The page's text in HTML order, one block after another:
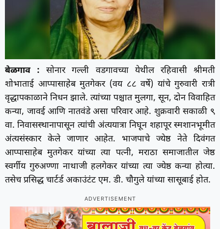
बेळगाव : सोनार गल्ली वडगावच्या येथील रहिवासी श्रीमती
शोभाताई आप्पासाहेब मुतगेकर (वय ८८ वर्षे) यांचे गुरुवारी रात्री
वृद्धापकाळाने निधन झाले. त्यांच्या पश्चात मुलगा, सून, दोन विवाहित
कन्या, जावई आणि नातवंडे असा परिवार आहे. शुक्रवारी सकाळी ९
वा. निवासस्थानापासून त्यांची अंत्ययात्रा निघून शहापूर स्मशानभूमीत
अंत्यसंस्कार केले जाणार आहेत. भाजपाचे ज्येष्ठ नेते दिवंगत
आप्पासाहेब मुतगेकर यांच्या त्या पत्नी, मराठा समाजातील जेष्ठ
स्वर्गीय गुरुअण्णा नाथाजी हलगेकर यांच्या त्या ज्येष्ठ कन्या होत्या.
तसेच प्रसिद्ध चार्टर्ड अकाउंटंट एम. डी. चौगुले यांच्या सासूबाई होत.
ADVERTISEMENT